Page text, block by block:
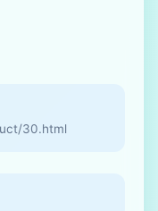
30.html